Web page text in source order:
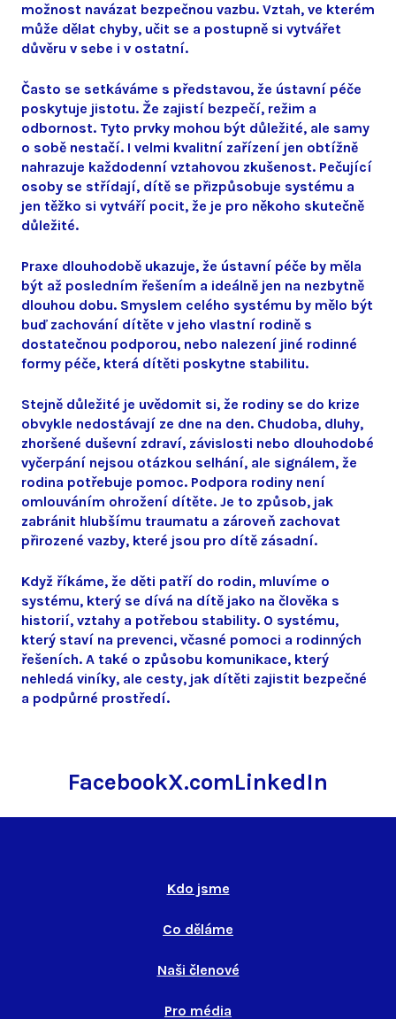
možnost navázat bezpečnou vazbu. Vztah, ve kterém
může dělat chyby, učit se a postupně si vytvářet
důvěru v sebe i v ostatní.
Často se setkáváme s představou, že ústavní péče
poskytuje jistotu. Že zajistí bezpečí, režim a
odbornost. Tyto prvky mohou být důležité, ale samy
o sobě nestačí. I velmi kvalitní zařízení jen obtížně
nahrazuje každodenní vztahovou zkušenost. Pečující
osoby se střídají, dítě se přizpůsobuje systému a
jen těžko si vytváří pocit, že je pro někoho skutečně
důležité.
Praxe dlouhodobě ukazuje, že ústavní péče by měla
být až posledním řešením a ideálně jen na nezbytně
dlouhou dobu. Smyslem celého systému by mělo být
buď zachování dítěte v jeho vlastní rodině s
dostatečnou podporou, nebo nalezení jiné rodinné
formy péče, která dítěti poskytne stabilitu.
Stejně důležité je uvědomit si, že rodiny se do krize
obvykle nedostávají ze dne na den. Chudoba, dluhy,
zhoršené duševní zdraví, závislosti nebo dlouhodobé
vyčerpání nejsou otázkou selhání, ale signálem, že
rodina potřebuje pomoc. Podpora rodiny není
omlouváním ohrožení dítěte. Je to způsob, jak
zabránit hlubšímu traumatu a zároveň zachovat
přirozené vazby, které jsou pro dítě zásadní.
Když říkáme, že děti patří do rodin, mluvíme o
systému, který se dívá na dítě jako na člověka s
historií, vztahy a potřebou stability. O systému,
který staví na prevenci, včasné pomoci a rodinných
řešeních. A také o způsobu komunikace, který
nehledá viníky, ale cesty, jak dítěti zajistit bezpečné
a podpůrné prostředí.
FacebookX.comLinkedIn
Kdo jsme
Co děláme
Naši členové
Pro média